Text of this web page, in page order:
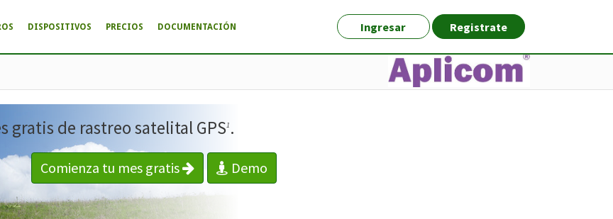
Ingresar Registrate
DISPOSITIVOS PRECIOS DOCUMENTACIÓN
gratis de rastreo satelital GPS1 .
Comienza tu mes gratis Demo